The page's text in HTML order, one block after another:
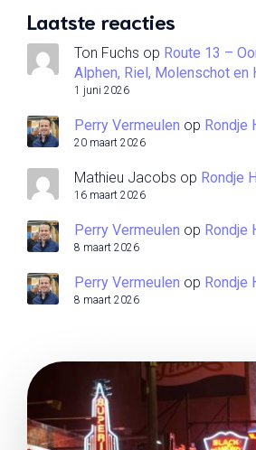
Laatste reacties
Ton Fuchs op Route 13 –
Alphen, Riel, Molenschot en
1 juni 2026
Perry Vermeulen op Rondje
20 maart 2026
Mathieu Jacobs op Rondje
16 maart 2026
Perry Vermeulen op Rondje
8 maart 2026
Perry Vermeulen op Rondje
8 maart 2026